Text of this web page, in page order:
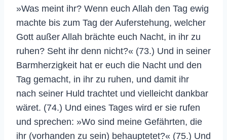
»Was meint ihr? Wenn euch Allah den Tag ewig
machte bis zum Tag der Auferstehung, welcher
Gott außer Allah brächte euch Nacht, in ihr zu
ruhen? Seht ihr denn nicht?« (73.) Und in seiner
Barmherzigkeit hat er euch die Nacht und den
Tag gemacht, in ihr zu ruhen, und damit ihr
nach seiner Huld trachtet und vielleicht dankbar
wäret. (74.) Und eines Tages wird er sie rufen
und sprechen: »Wo sind meine Gefährten, die
ihr (vorhanden zu sein) behauptetet?« (75.) Und